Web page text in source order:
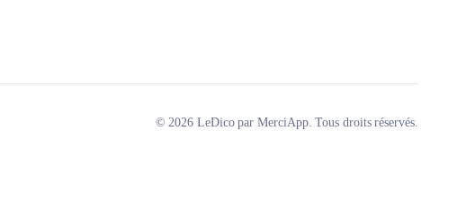
© 2026 LeDico par MerciApp. Tous droits réservés.